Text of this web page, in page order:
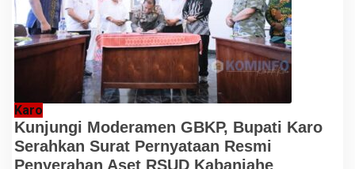
Karo
Kunjungi Moderamen GBKP, Bupati Karo
Serahkan Surat Pernyataan Resmi
Penyerahan Aset RSUD Kabanjahe